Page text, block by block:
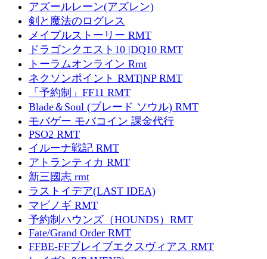
アズールレーン(アズレン)
剣と魔法のログレス
メイプルストーリー RMT
ドラゴンクエスト10 |DQ10 RMT
トーラムオンライン Rmt
ネクソンポイント RMT|NP RMT
「予約制」FF11 RMT
Blade＆Soul (ブレード ソウル) RMT
モバゲー モバコイン 課金代行
PSO2 RMT
イルーナ戦記 RMT
アトランティカ RMT
新三國志 rmt
ラストイデア(LAST IDEA)
マビノギ RMT
予約制ハウンズ（HOUNDS）RMT
Fate/Grand Order RMT
FFBE-FFブレイブエクスヴィアス RMT